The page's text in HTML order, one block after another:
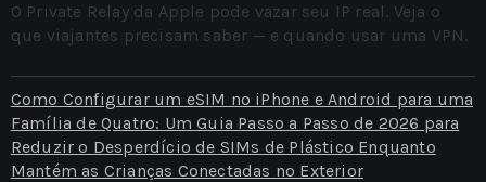
O Private Relay da Apple pode vazar seu IP real. Veja o
que viajantes precisam saber — e quando usar uma VPN.
Como Configurar um eSIM no iPhone e Android para uma
Família de Quatro: Um Guia Passo a Passo de 2026 para
Reduzir o Desperdício de SIMs de Plástico Enquanto
Mantém as Crianças Conectadas no Exterior